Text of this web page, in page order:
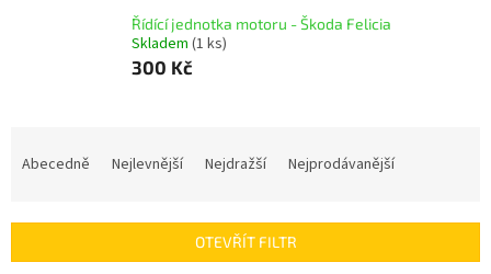
Řídící jednotka motoru - Škoda Felicia
Skladem (1 ks)
300 Kč
í
Abecedně Nejlevnější Nejdražší Nejprodávanější
OTEVŘÍT FILTR